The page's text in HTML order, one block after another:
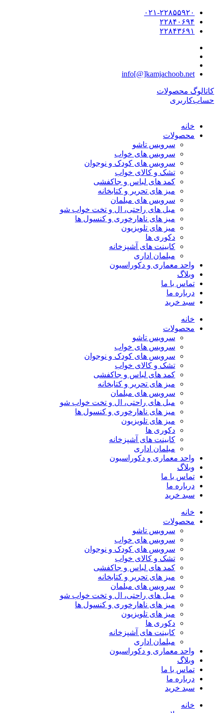
۰۲۱-۲۲۸۵۵۹۲۰
۲۲۸۴۰۶۹۴
۲۲۸۴۳۶۹۱
info[@]kamjachoob.net
کاتالوگ محصولات
حساب‌کاربری
خانه
محصولات
سرویس تاشو
سرویس های خواب
سرویس های کودک و نوجوان
تشک و کالای خواب
کمد های لباس و جاکفشی
میز های تحریر و کتابخانه
سرویس های مبلمان
مبل های راحتی، ال و تخت خواب شو
میز های ناهارخوری و کنسول ها
میز های تلویزیون
دکوری ها
کابینت های آشپزخانه
مبلمان اداری
واحد معماری و دکوراسیون
وبلاگ
تماس با ما
درباره ما
سبد خرید
خانه
محصولات
سرویس تاشو
سرویس های خواب
سرویس های کودک و نوجوان
تشک و کالای خواب
کمد های لباس و جاکفشی
میز های تحریر و کتابخانه
سرویس های مبلمان
مبل های راحتی، ال و تخت خواب شو
میز های ناهارخوری و کنسول ها
میز های تلویزیون
دکوری ها
کابینت های آشپزخانه
مبلمان اداری
واحد معماری و دکوراسیون
وبلاگ
تماس با ما
درباره ما
سبد خرید
خانه
محصولات
سرویس تاشو
سرویس های خواب
سرویس های کودک و نوجوان
تشک و کالای خواب
کمد های لباس و جاکفشی
میز های تحریر و کتابخانه
سرویس های مبلمان
مبل های راحتی، ال و تخت خواب شو
میز های ناهارخوری و کنسول ها
میز های تلویزیون
دکوری ها
کابینت های آشپزخانه
مبلمان اداری
واحد معماری و دکوراسیون
وبلاگ
تماس با ما
درباره ما
سبد خرید
خانه